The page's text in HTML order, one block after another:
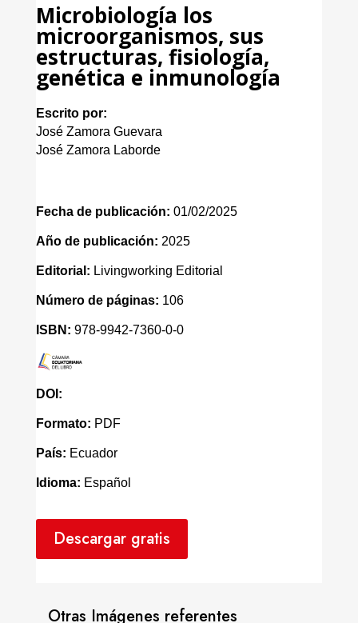
Microbiología los
microorganismos, sus
estructuras, fisiología,
genética e inmunología
Escrito por:
José Zamora Guevara
José Zamora Laborde
Fecha de publicación: 01/02/2025
Año de publicación: 2025
Editorial: Livingworking Editorial
Número de páginas: 106
ISBN: 978-9942-7360-0-0
DOI:
Formato: PDF
País: Ecuador
Idioma: Español
Descargar gratis
Otras Imágenes referentes